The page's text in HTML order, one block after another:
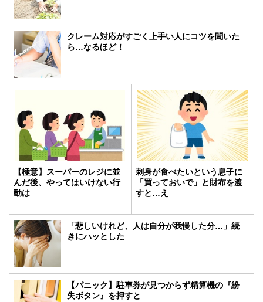
クレーム対応がすごく上手い人にコツを聞いた
ら…なるほど！
【極意】スーパーのレジに並
んだ後、やってはいけない行
動は
刺身が食べたいという息子に
「買っておいで」と財布を渡
すと…え
「悲しいけれど、人は自分が我慢した分…」続
きにハッとした
【パニック】駐車券が見つからず精算機の『紛
失ボタン』を押すと